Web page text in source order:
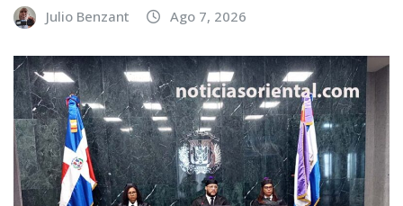
Julio Benzant Ago 7, 2026